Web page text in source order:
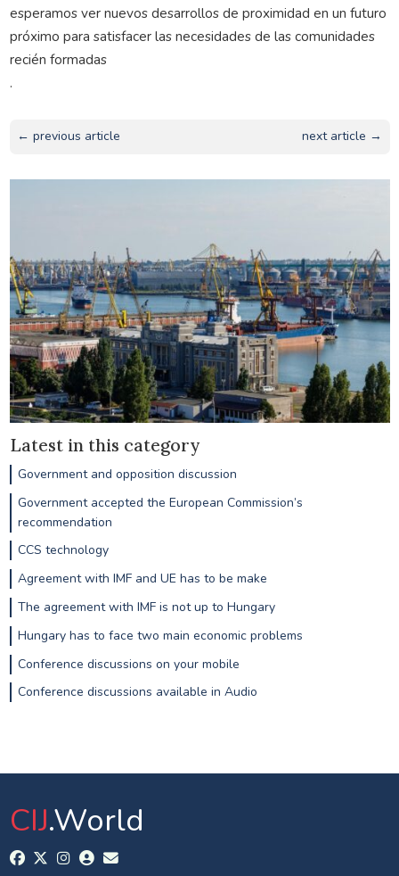
esperamos ver nuevos desarrollos de proximidad en un futuro
próximo para satisfacer las necesidades de las comunidades
recién formadas
.
← previous article next article →
Latest in this category
Government and opposition discussion
Government accepted the European Commission’s
recommendation
CCS technology
Agreement with IMF and UE has to be make
The agreement with IMF is not up to Hungary
Hungary has to face two main economic problems
Conference discussions on your mobile
Conference discussions available in Audio
CIJ.World